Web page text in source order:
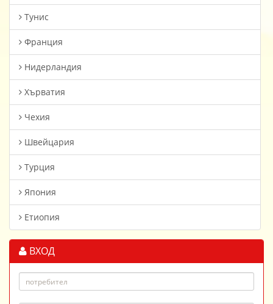
Тунис
Франция
Нидерландия
Хърватия
Чехия
Швейцария
Турция
Япония
Етиопия
ВХОД